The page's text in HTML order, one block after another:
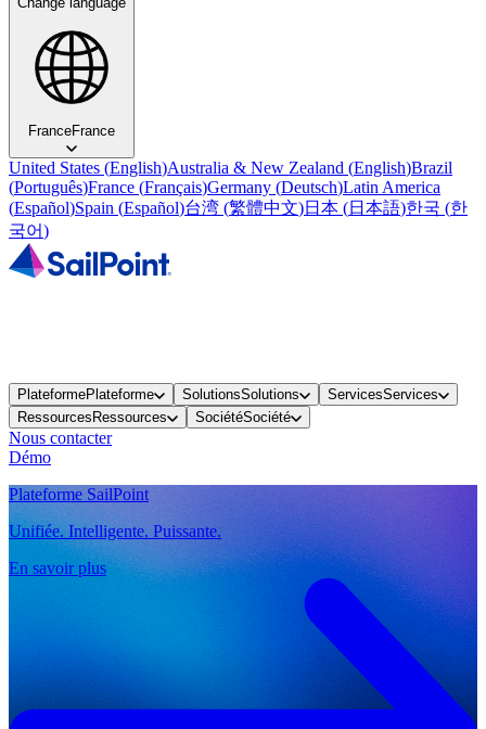
FranceFrance
United States (English)Australia & New Zealand (English)Brazil
(Português)France (Français)Germany (Deutsch)Latin America
(Español)Spain (Español)台湾 (繁體中文)日本 (日本語)한국 (한
국어)
PlateformePlateforme SolutionsSolutions ServicesServices
Ressources Ressources SociétéSociété
Nous contacter
Démo
Plateforme SailPoint
Unifiée. Intelligente. Puissante.
En savoir plus